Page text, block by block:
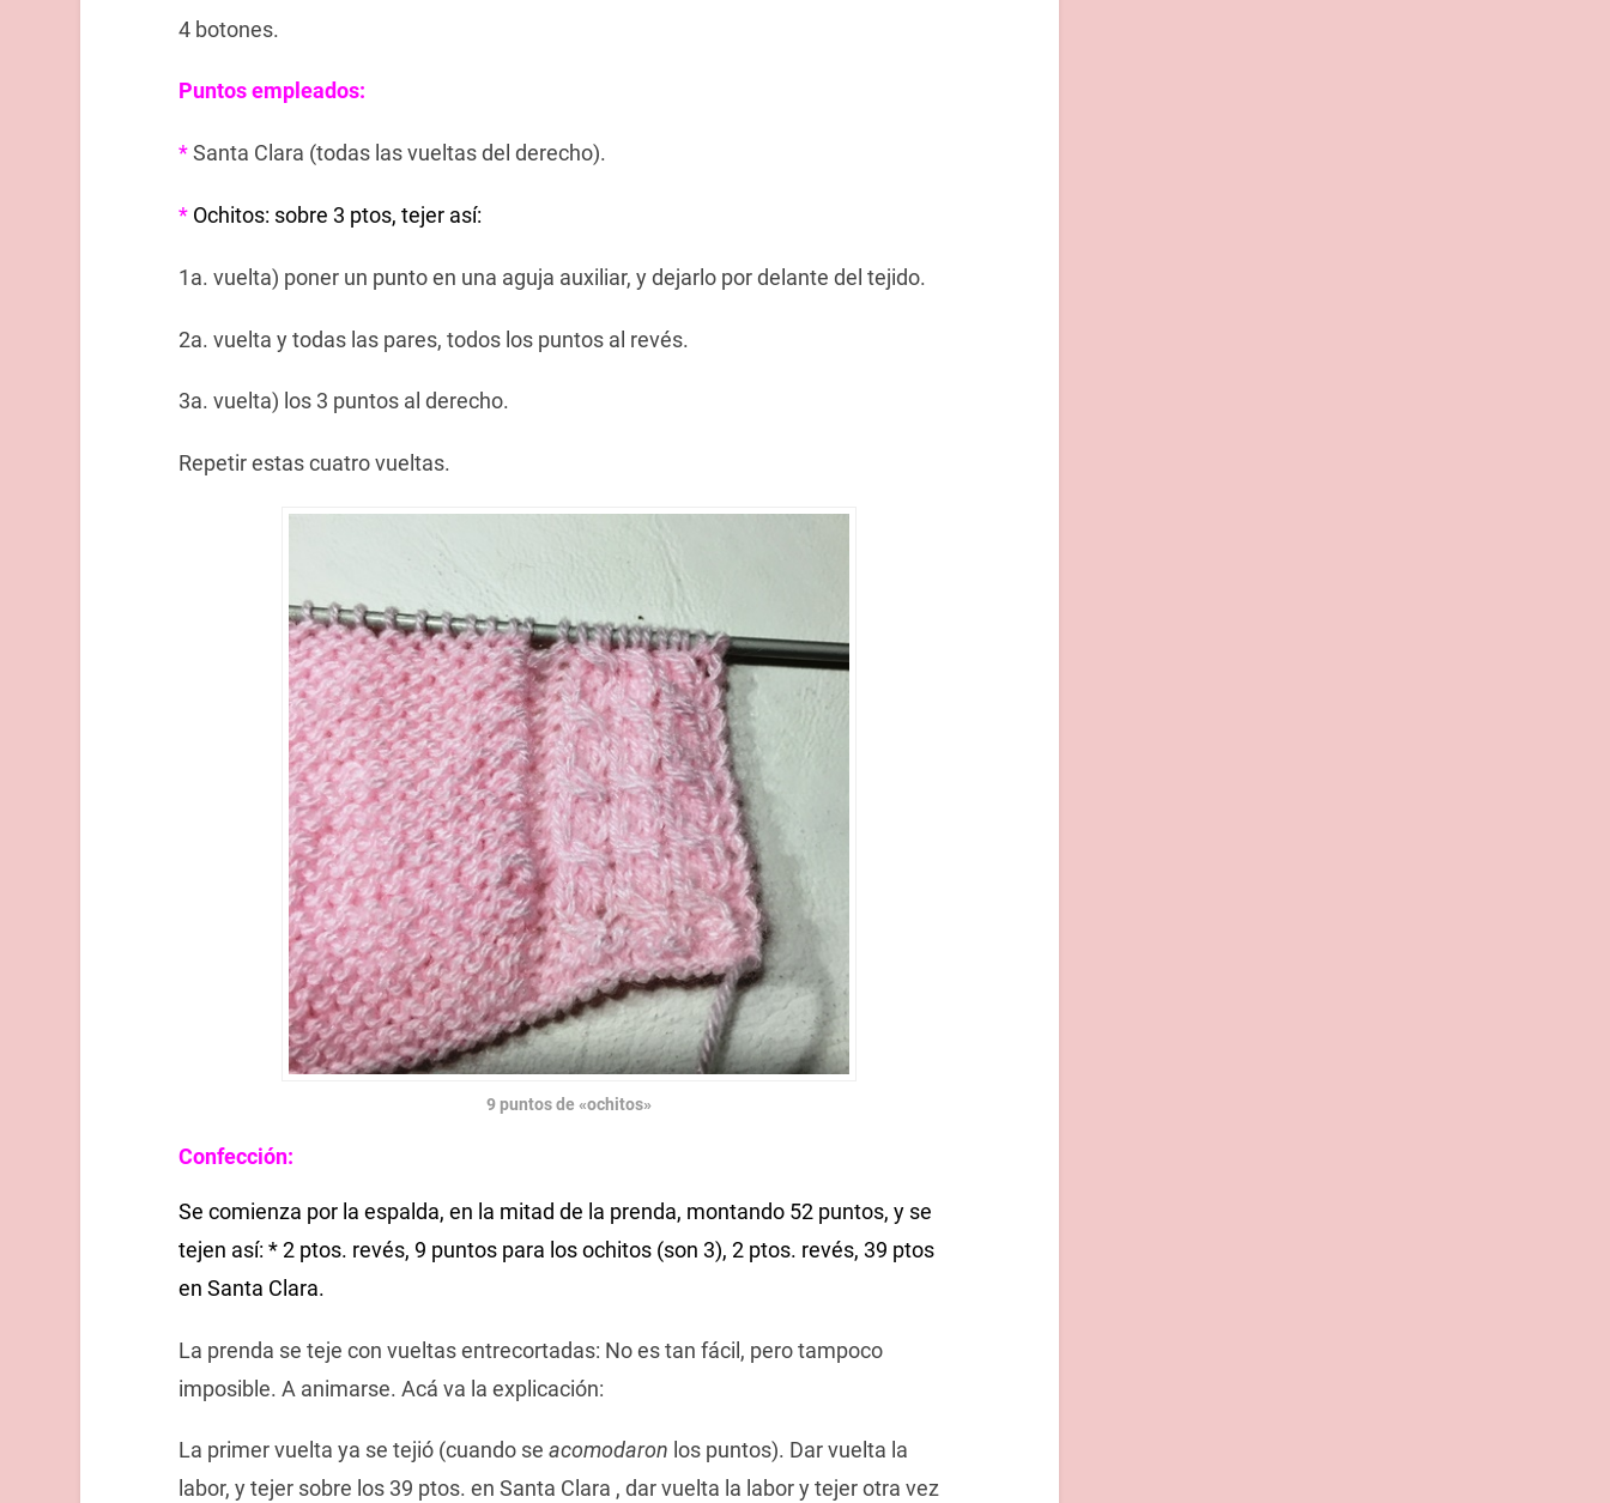
4 botones.
Puntos empleados:
*Santa Clara (todas las vueltas del derecho).
* Ochitos: sobre 3 ptos, tejer así:
1a. vuelta) poner un punto en una aguja auxiliar, y dejarlo por delante del tejido.
2a. vuelta y todas las pares, todos los puntos al revés.
3a. vuelta) los 3 puntos al derecho.
Repetir estas cuatro vueltas.
9 puntos de «ochitos»
Confección:
Se comienza por la espalda, en la mitad de la prenda, montando 52 puntos, y se
tejen así: * 2 ptos. revés, 9 puntos para los ochitos (son 3), 2 ptos. revés, 39 ptos
en Santa Clara.
La prenda se teje con vueltas entrecortadas: No es tan fácil, pero tampoco
imposible. A animarse. Acá va la explicación:
La primer vuelta ya se tejió (cuando se acomodaron los puntos). Dar vuelta la
labor, y tejer sobre los 39 ptos. en Santa Clara , dar vuelta la labor y tejer otra vez